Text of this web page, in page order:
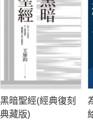
★讀書會指定必讀
★創業成功的加速器
★掌握10個關鍵思
★10個價值數億元
越」！
★想要變得不一樣，
黑暗聖經(經典復刻
典藏版)